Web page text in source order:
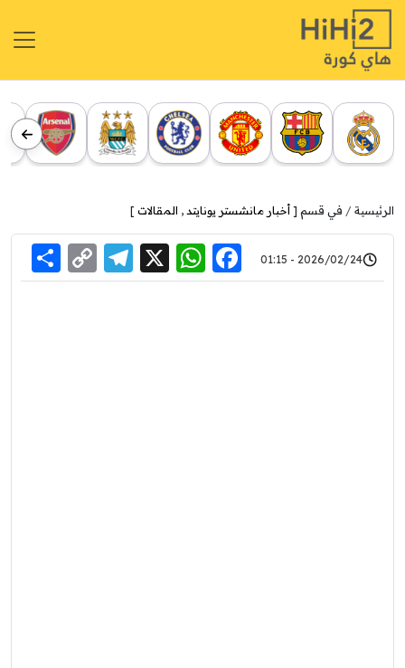
الرئيسية في قسم [ أخبار مانشستر يونايتد , المقالات ]
2026/02/24 - 01:15
Facebook
WhatsApp
X
Link